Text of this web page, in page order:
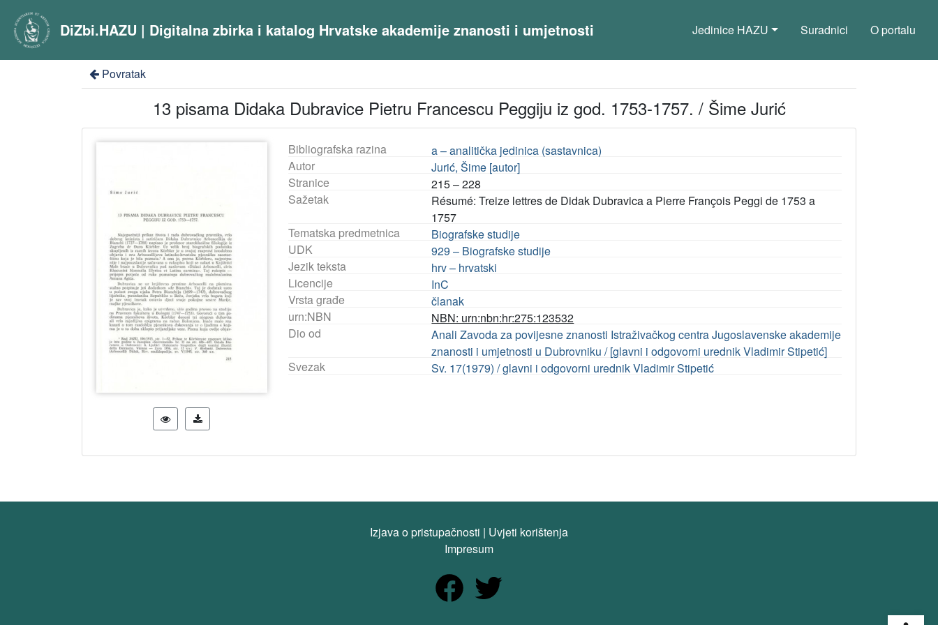
DiZbi.HAZU | Digitalna zbirka i katalog Hrvatske akademije znanosti i umjetnosti Jedinice HAZU Suradnici O portalu
Povratak
13 pisama Didaka Dubravice Pietru Francescu Peggiju iz god. 1753-1757. / Šime Jurić
Bibliografska razina
a – analitička jedinica (sastavnica)
Autor
Jurić, Šime [autor]
Stranice
215 – 228
Sažetak
Résumé: Treize lettres de Didak Dubravica a Pierre François Peggi de 1753 a
1757
Tematska predmetnica
Biografske studije
UDK
929 – Biografske studije
Jezik teksta
hrv – hrvatski
Licencije
InC
Vrsta građe
članak
urn:NBN
NBN: urn:nbn:hr:275:123532
Dio od
Anali Zavoda za povijesne znanosti Istraživačkog centra Jugoslavenske akademije
znanosti i umjetnosti u Dubrovniku / [glavni i odgovorni urednik Vladimir Stipetić]
Svezak
Sv. 17(1979) / glavni i odgovorni urednik Vladimir Stipetić
Izjava o pristupačnosti | Uvjeti korištenja
Impresum